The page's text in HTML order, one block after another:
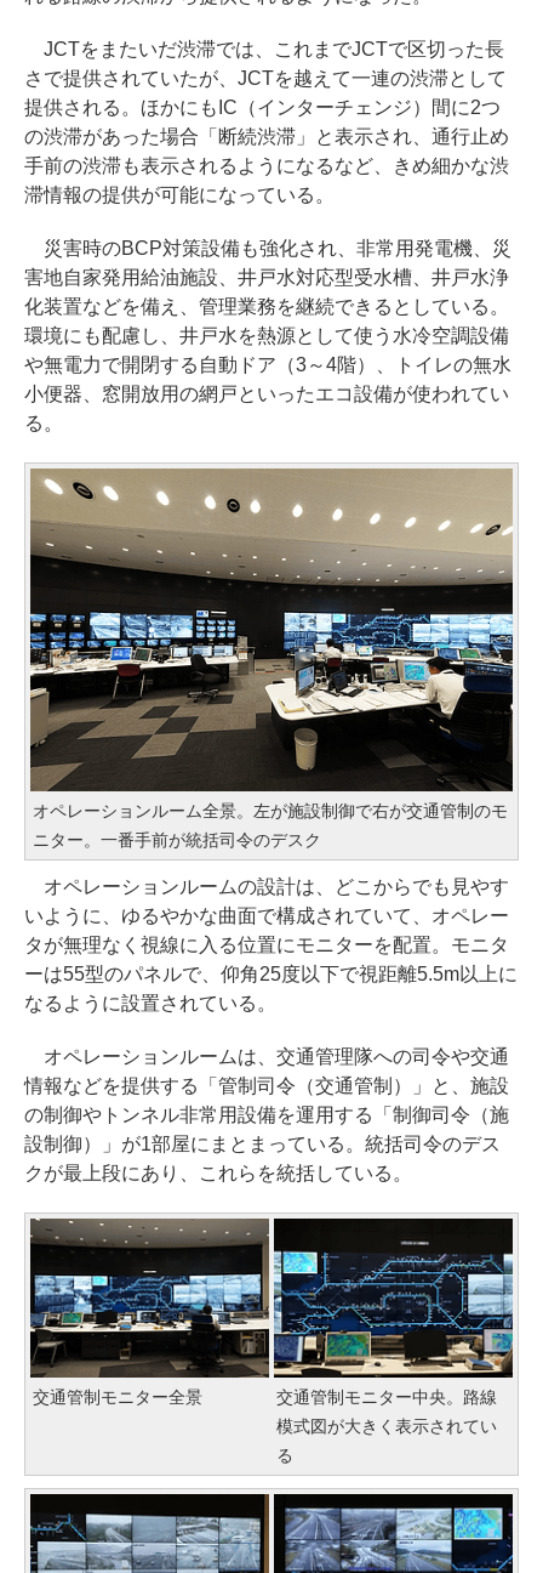
JCTをまたいだ渋滞では、これまでJCTで区切った長
さで提供されていたが、JCTを越えて一連の渋滞として
提供される。ほかにもIC（インターチェンジ）間に2つ
の渋滞があった場合「断続渋滞」と表示され、通行止め
手前の渋滞も表示されるようになるなど、きめ細かな渋
滞情報の提供が可能になっている。
災害時のBCP対策設備も強化され、非常用発電機、災
害地自家発用給油施設、井戸水対応型受水槽、井戸水浄
化装置などを備え、管理業務を継続できるとしている。
環境にも配慮し、井戸水を熱源として使う水冷空調設備
や無電力で開閉する自動ドア（3～4階）、トイレの無水
小便器、窓開放用の網戸といったエコ設備が使われてい
る。
オペレーションルーム全景。左が施設制御で右が交通管制のモ
ニター。一番手前が統括司令のデスク
オペレーションルームの設計は、どこからでも見やす
いように、ゆるやかな曲面で構成されていて、オペレー
タが無理なく視線に入る位置にモニターを配置。モニタ
ーは55型のパネルで、仰角25度以下で視距離5.5m以上に
なるように設置されている。
オペレーションルームは、交通管理隊への司令や交通
情報などを提供する「管制司令（交通管制）」と、施設
の制御やトンネル非常用設備を運用する「制御司令（施
設制御）」が1部屋にまとまっている。統括司令のデス
クが最上段にあり、これらを統括している。
交通管制モニター全景
交通管制モニター中央。路線
模式図が大きく表示されてい
る